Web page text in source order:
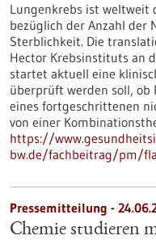
Lungenkrebs ist weltweit
bezüglich der Anzahl der
Sterblichkeit. Die
Hector Krebsinstituts an
startet aktuell eine
überprüft werden soll,
eines fortgeschrittenen
von einer
https://
bw.de/fachbeitrag/pm/
Pressemitteilung -
Chemie studieren